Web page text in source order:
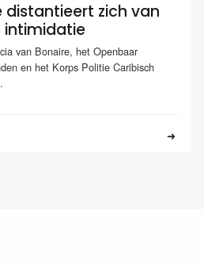
distantieert zich van
intimidatie
van Bonaire, het Openbaar
en het Korps Politie Caribisch